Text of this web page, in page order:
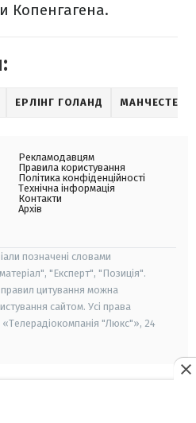
Копенгагена.
ЕРЛІНГ ГОЛАНД МАНЧЕСТЕР
Рекламодавцям
Правила користування
Політика конфіденційності
Технічна інформація
Контакти
Архів
позначені словами
"Експерт", "Позиція".
цитування можна
сайтом. Усі права
"Люкс"», 24